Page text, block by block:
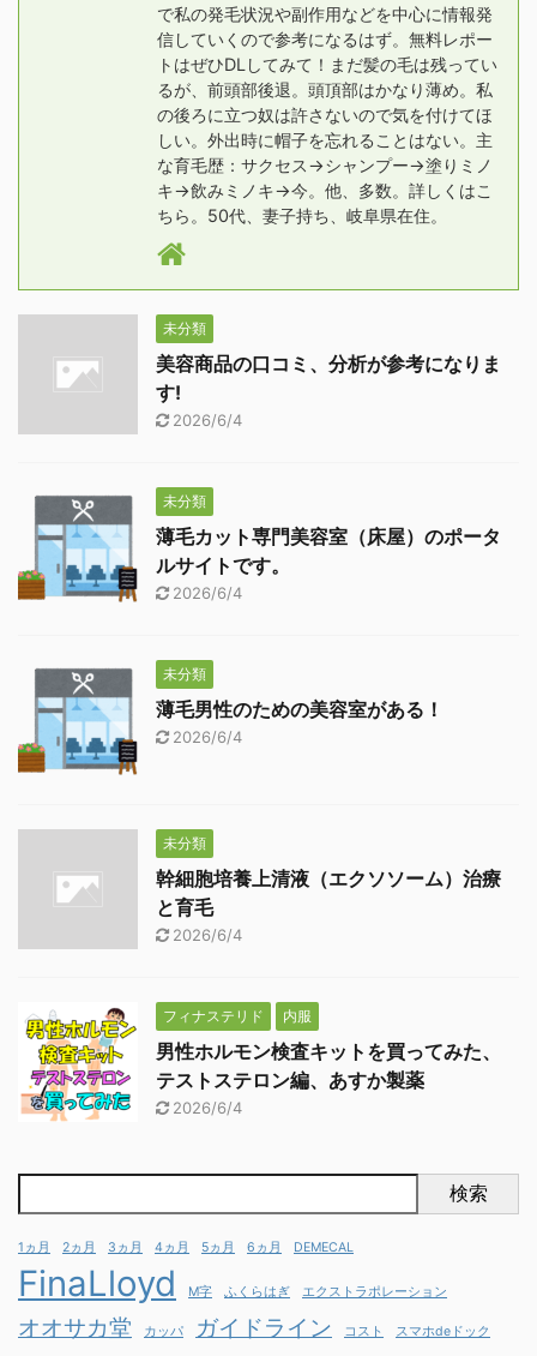
で私の発毛状況や副作用などを中心に情報発
信していくので参考になるはず。無料レポー
トはぜひDLしてみて！まだ髪の毛は残ってい
るが、前頭部後退。頭頂部はかなり薄め。私
の後ろに立つ奴は許さないので気を付けてほ
しい。外出時に帽子を忘れることはない。主
な育毛歴：サクセス→シャンプー→塗りミノ
キ→飲みミノキ→今。他、多数。詳しくはこ
ちら。50代、妻子持ち、岐阜県在住。
未分類
美容商品の口コミ、分析が参考になりま
す!
2026/6/4
未分類
薄毛カット専門美容室（床屋）のポータ
ルサイトです。
2026/6/4
未分類
薄毛男性のための美容室がある！
2026/6/4
未分類
幹細胞培養上清液（エクソソーム）治療
と育毛
2026/6/4
フィナステリド 内服
男性ホルモン検査キットを買ってみた、
テストステロン編、あすか製薬
2026/6/4
検索
1ヵ月 2ヵ月 3ヵ月 4ヵ月 5ヵ月 6ヵ月 DEMECAL
FinaLloyd M字 ふくらはぎ エクストラポレーション
オオサカ堂 カッパ ガイドライン コスト スマホdeドック